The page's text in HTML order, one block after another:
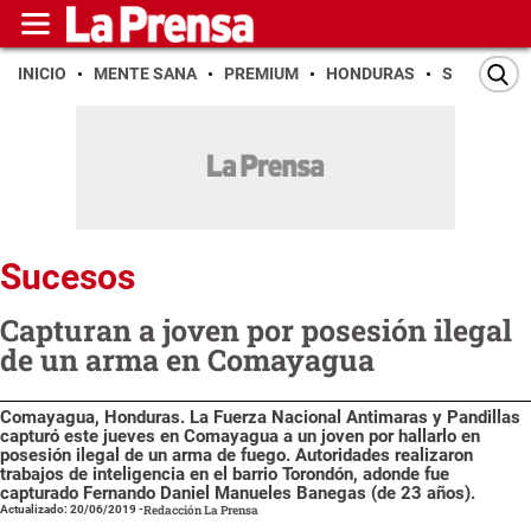
INICIO MENTE SANA PREMIUM HONDURAS SAN PEDRO
Sucesos
Capturan a joven por posesión ilegal
de un arma en Comayagua
Comayagua, Honduras. La Fuerza Nacional Antimaras y Pandillas
capturó este jueves en Comayagua a un joven por hallarlo en
posesión ilegal de un arma de fuego. Autoridades realizaron
trabajos de inteligencia en el barrio Torondón, adonde fue
capturado Fernando Daniel Manueles Banegas (de 23 años).
Actualizado: 20/06/2019-Redacción La Prensa